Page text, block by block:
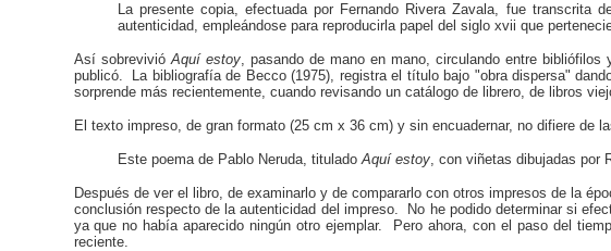
La presente copia, efectuada por Fernando Rivera Zavala, fue
autenticidad, empleándose para reproducirla papel del siglo xvii que
Así sobrevivióAquí estoy, pasando de mano en mano, circulando entre
publicó. La bibliografía de Becco (1975), registra el título bajo "obra dispersa"
sorprende más recientemente, cuando revisando un catálogo de librero, de libros
El texto impreso, de gran formato (25 cm x 36 cm) y sin encuadernar, no difiere
Este poema de Pablo Neruda, tituladoAquí estoy, con viñetas dibujadas por
Después de ver el libro, de examinarlo y de compararlo con otros impresos de la
conclusión respecto de la autenticidad del impreso. No he podido determinar si
ya que no había aparecido ningún otro ejemplar. Pero ahora, con el paso del
reciente.